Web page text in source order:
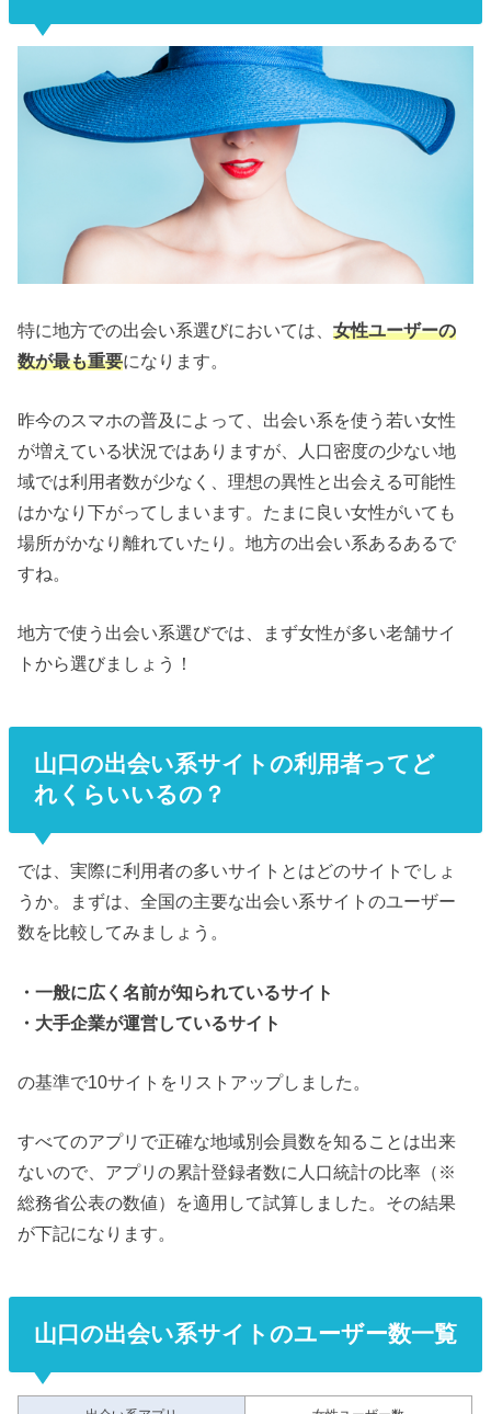
特に地方での出会い系選びにおいては、女性ユーザーの
数が最も重要になります。
昨今のスマホの普及によって、出会い系を使う若い女性
が増えている状況ではありますが、人口密度の少ない地
域では利用者数が少なく、理想の異性と出会える可能性
はかなり下がってしまいます。たまに良い女性がいても
場所がかなり離れていたり。地方の出会い系あるあるで
すね。
地方で使う出会い系選びでは、まず女性が多い老舗サイ
トから選びましょう！
山口の出会い系サイトの利用者ってど
れくらいいるの？
では、実際に利用者の多いサイトとはどのサイトでしょ
うか。まずは、全国の主要な出会い系サイトのユーザー
数を比較してみましょう。
・一般に広く名前が知られているサイト
・大手企業が運営しているサイト
の基準で10サイトをリストアップしました。
すべてのアプリで正確な地域別会員数を知ることは出来
ないので、アプリの累計登録者数に人口統計の比率（※
総務省公表の数値）を適用して試算しました。その結果
が下記になります。
山口の出会い系サイトのユーザー数一覧